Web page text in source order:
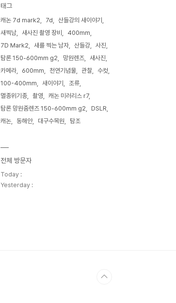
태그
캐논 7d mark2 7d
산들강의 새이야기
새찍남
새사진 촬영 장비
400mm
7D Mark2
새를 찍는 남자 산들강
사진
탐론 150-600mm g2
망원렌즈
새사진
카메라
600mm 천연기념물 관찰
수컷
100-400mm
새이야기
조류
멸종위기종
촬영
캐논 미러리스 r7
탐론 망원줌렌즈 150-600mm g2
DSLR
캐논
동해안 대구수목원 탐조
전체 방문자
Today :
Yesterday :